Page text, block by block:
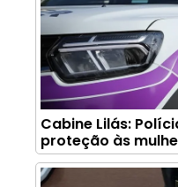
Cabine Lilás:
proteção às